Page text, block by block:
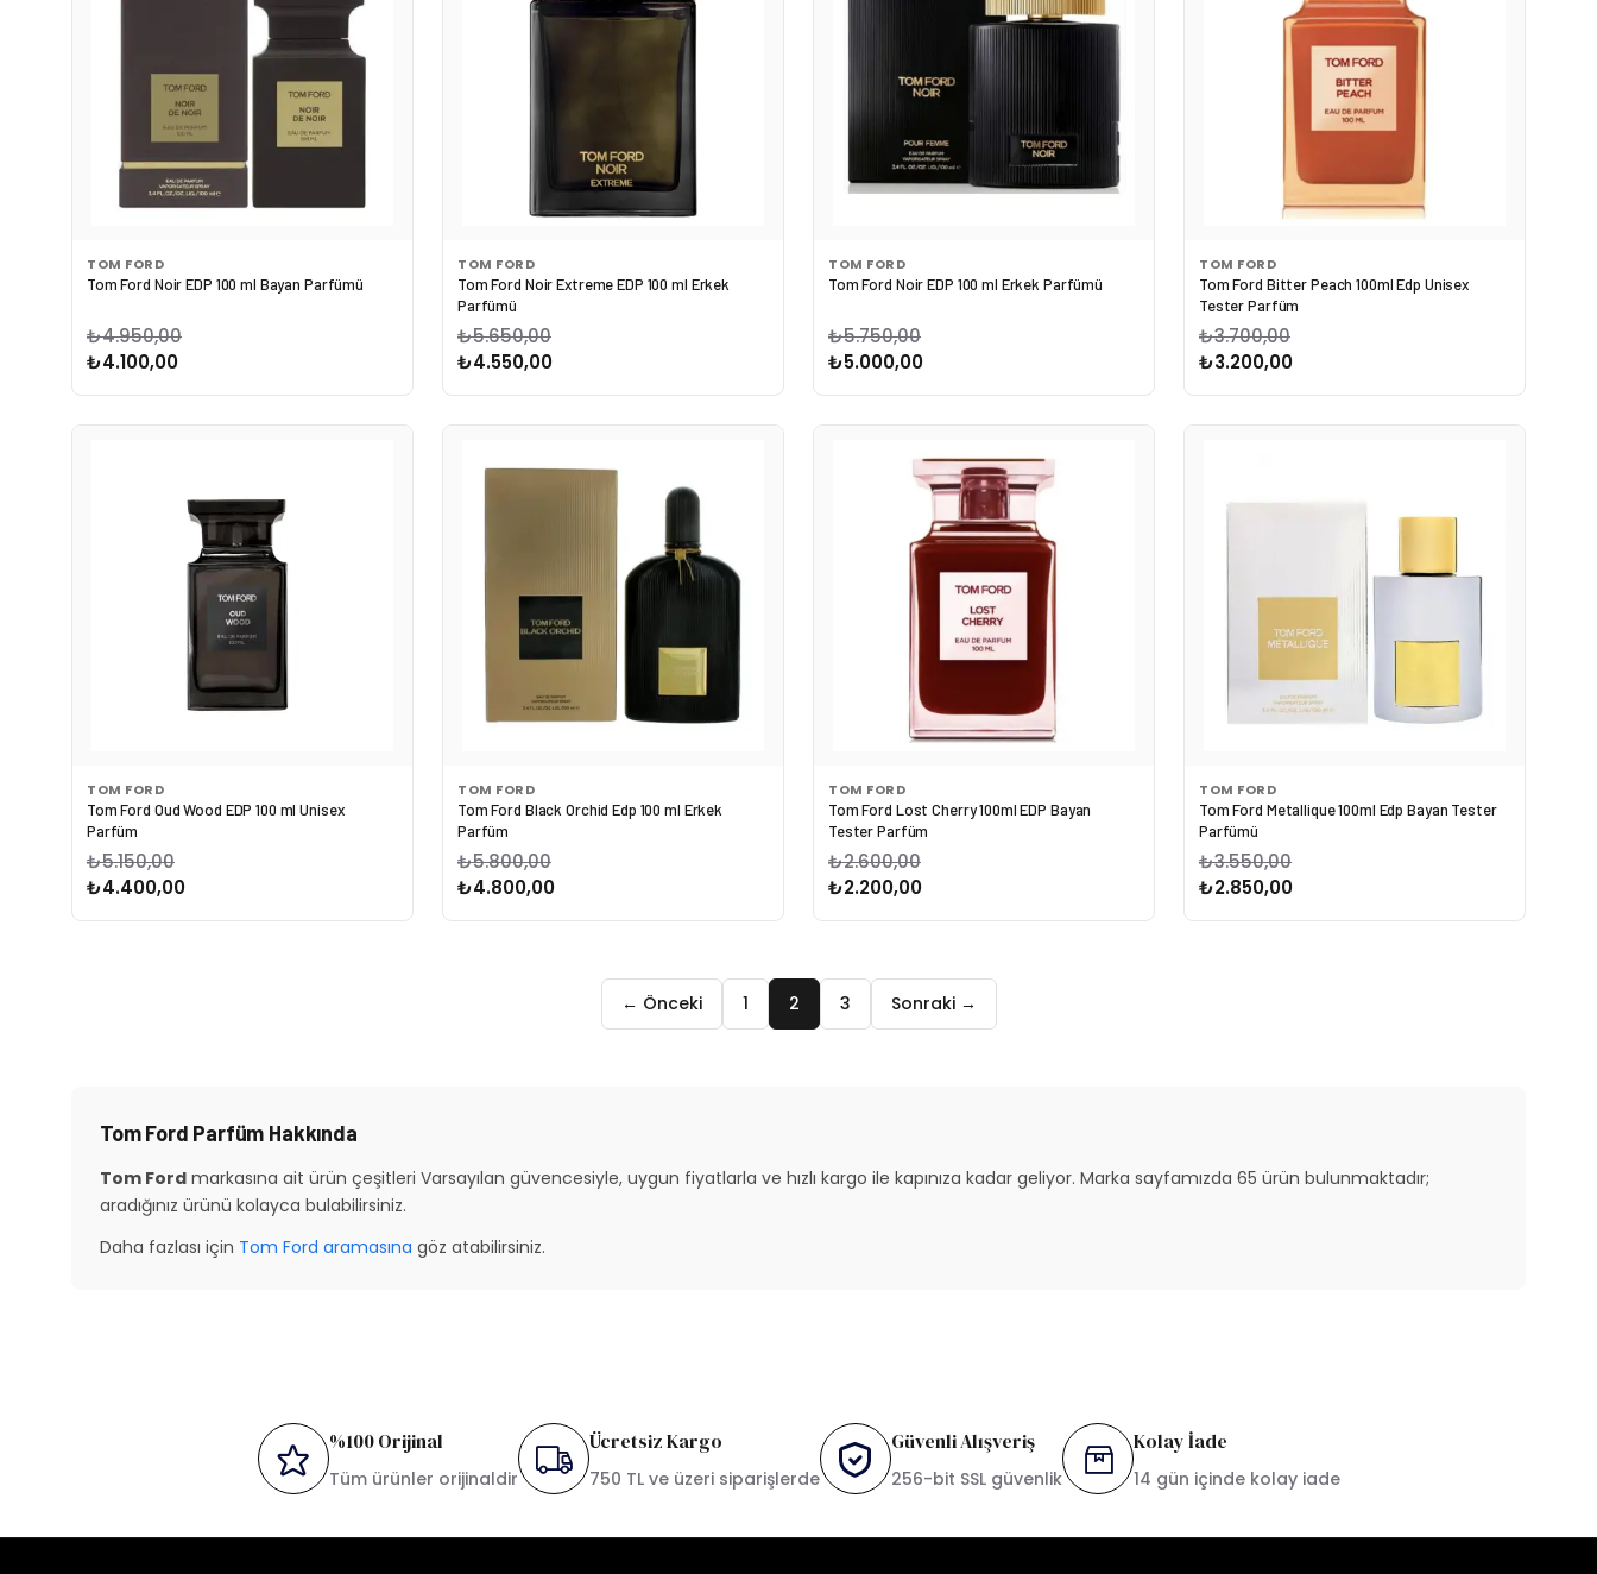
TOM FORD
Tom Ford Noir EDP 100 ml Bayan Parfümü
₺4.950,00
₺4.100,00
TOM FORD
Tom Ford Noir Extreme EDP 100 ml Erkek
Parfümü
₺5.650,00
₺4.550,00
TOM FORD
Tom Ford Noir EDP 100 ml Erkek Parfümü
₺5.750,00
₺5.000,00
TOM FORD
Tom Ford Bitter Peach 100ml Edp Unisex
Tester Parfüm
₺3.700,00
₺3.200,00
TOM FORD
Tom Ford Oud Wood EDP 100 ml Unisex
Parfüm
₺5.150,00
₺4.400,00
TOM FORD
Tom Ford Black Orchid Edp 100 ml Erkek
Parfüm
₺5.800,00
₺4.800,00
TOM FORD
Tom Ford Lost Cherry 100ml EDP Bayan
Tester Parfüm
₺2.600,00
₺2.200,00
TOM FORD
Tom Ford Metallique 100ml Edp Bayan Tester
Parfümü
₺3.550,00
₺2.850,00
← Önceki 1 2 3 Sonraki →
Tom Ford Parfüm Hakkında
Tom Ford markasına ait ürün çeşitleri Varsayılan güvencesiyle, uygun fiyatlarla ve hızlı kargo ile kapınıza kadar geliyor. Marka sayfamızda 65 ürün bulunmaktadır;
aradığınız ürünü kolayca bulabilirsiniz.
Daha fazlası için Tom Ford aramasına göz atabilirsiniz.
%100 Orijinal
Tüm ürünler orijinaldir
Ücretsiz Kargo
750 TL ve üzeri siparişlerde
Güvenli Alışveriş
256-bit SSL güvenlik
Kolay İade
14 gün içinde kolay iade